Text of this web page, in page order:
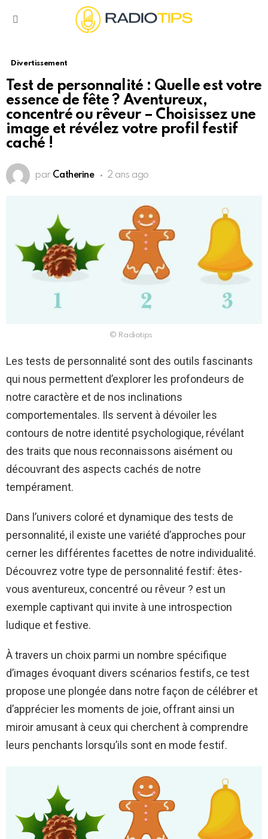
Divertissement
Test de personnalité : Quelle est votre
essence de fête ? Aventureux,
concentré ou rêveur – Choisissez une
image et révélez votre profil festif
caché !
par Catherine 2 ans ago
© Radiotips
Les tests de personnalité sont des outils fascinants
qui nous permettent d’explorer les profondeurs de
notre caractère et de nos inclinations
comportementales. Ils servent à dévoiler les
contours de notre identité psychologique, révélant
des traits que nous reconnaissons aisément ou
découvrant des aspects cachés de notre
tempérament.
Dans l’univers coloré et dynamique des tests de
personnalité, il existe une variété d’approches pour
cerner les différentes facettes de notre individualité.
Découvrez votre type de personnalité festif: êtes-
vous aventureux, concentré ou rêveur ? est un
exemple captivant qui invite à une introspection
ludique et festive.
À travers un choix parmi un nombre spécifique
d’images évoquant divers scénarios festifs, ce test
propose une plongée dans notre façon de célébrer et
d’apprécier les moments de joie, offrant ainsi un
miroir amusant à ceux qui cherchent à comprendre
leurs penchants lorsqu’ils sont en mode festif.